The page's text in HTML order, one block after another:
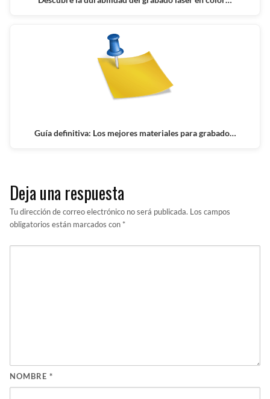
Guía definitiva: Los mejores materiales para grabado…
Deja una respuesta
Tu dirección de correo electrónico no será publicada. Los campos
obligatorios están marcados con *
NOMBRE *